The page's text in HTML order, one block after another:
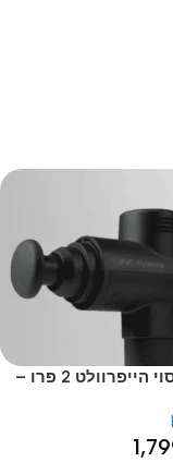
אקדח עיסוי הייפרוולט 2 פרו –